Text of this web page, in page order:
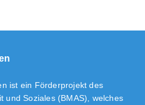
ist ein Förderprojekt des
und Soziales (BMAS), welches